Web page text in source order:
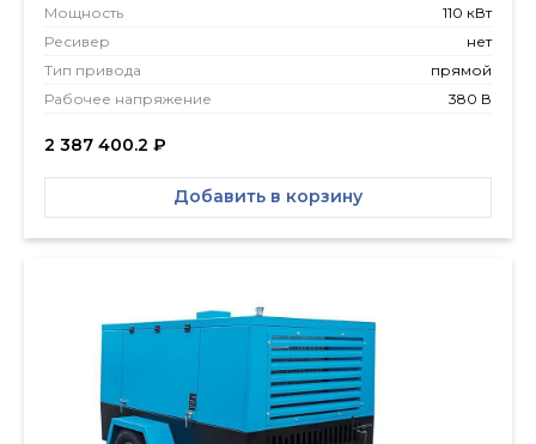
Мощность
110 кВт
Ресивер
нет
Тип привода
прямой
Рабочее напряжение
380 В
2 387 400.2 ₽
Добавить в корзину